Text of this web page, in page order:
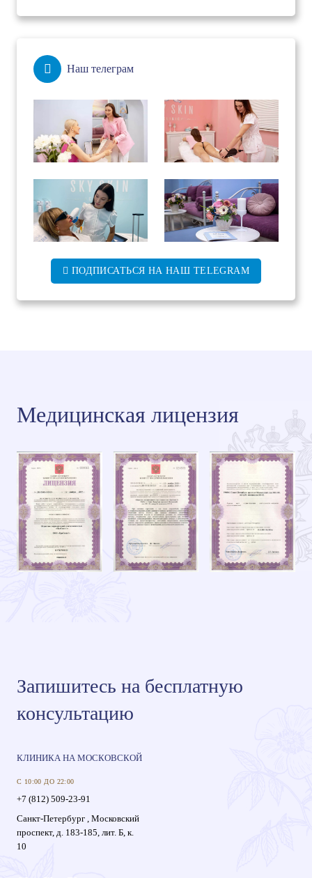
Наш телеграм
ПОДПИСАТЬСЯ НА НАШ TELEGRAM
Медицинская лицензия
Запишитесь на бесплатную
консультацию
КЛИНИКА НА МОСКОВСКОЙ
С 10:00 ДО 22:00
+7 (812) 509-23-91
Санкт-Петербург , Московский
проспект, д. 183-185, лит. Б, к.
10